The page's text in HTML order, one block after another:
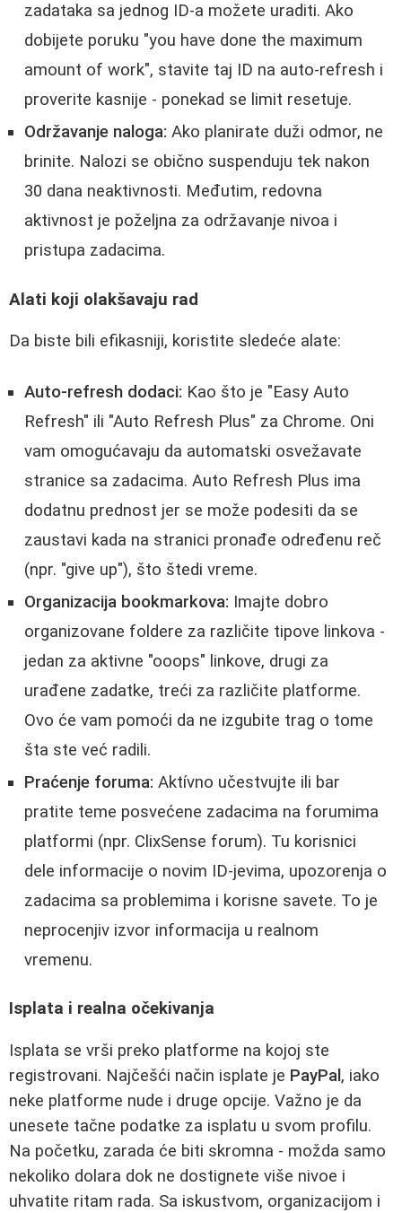
zadataka sa jednog ID-a možete uraditi. Ako
dobijete poruku "you have done the maximum
amount of work", stavite taj ID na auto-refresh i
proverite kasnije - ponekad se limit resetuje.
Održavanje naloga: Ako planirate duži odmor, ne
brinite. Nalozi se obično suspenduju tek nakon
30 dana neaktivnosti. Međutim, redovna
aktivnost je poželjna za održavanje nivoa i
pristupa zadacima.
Alati koji olakšavaju rad
Da biste bili efikasniji, koristite sledeće alate:
Auto-refresh dodaci: Kao što je "Easy Auto
Refresh" ili "Auto Refresh Plus" za Chrome. Oni
vam omogućavaju da automatski osvežavate
stranice sa zadacima. Auto Refresh Plus ima
dodatnu prednost jer se može podesiti da se
zaustavi kada na stranici pronađe određenu reč
(npr. "give up"), što štedi vreme.
Organizacija bookmarkova: Imajte dobro
organizovane foldere za različite tipove linkova -
jedan za aktivne "ooops" linkove, drugi za
urađene zadatke, treći za različite platforme.
Ovo će vam pomoći da ne izgubite trag o tome
šta ste već radili.
Praćenje foruma: Aktívno učestvujte ili bar
pratite teme posvećene zadacima na forumima
platformi (npr. ClixSense forum). Tu korisnici
dele informacije o novim ID-jevima, upozorenja o
zadacima sa problemima i korisne savete. To je
neprocenjiv izvor informacija u realnom
vremenu.
Isplata i realna očekivanja
Isplata se vrši preko platforme na kojoj ste
registrovani. Najčešći način isplate je PayPal , iako
neke platforme nude i druge opcije. Važno je da
unesete tačne podatke za isplatu u svom profilu.
Na početku, zarada će biti skromna - možda samo
nekoliko dolara dok ne dostignete više nivoe i
uhvatite ritam rada. Sa iskustvom, organizacijom i